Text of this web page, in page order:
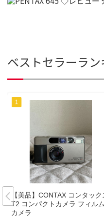
ベストセラーラ
【美品】CONTAX コンタック
T2 コンパクトカメラ フィルム
カメラ